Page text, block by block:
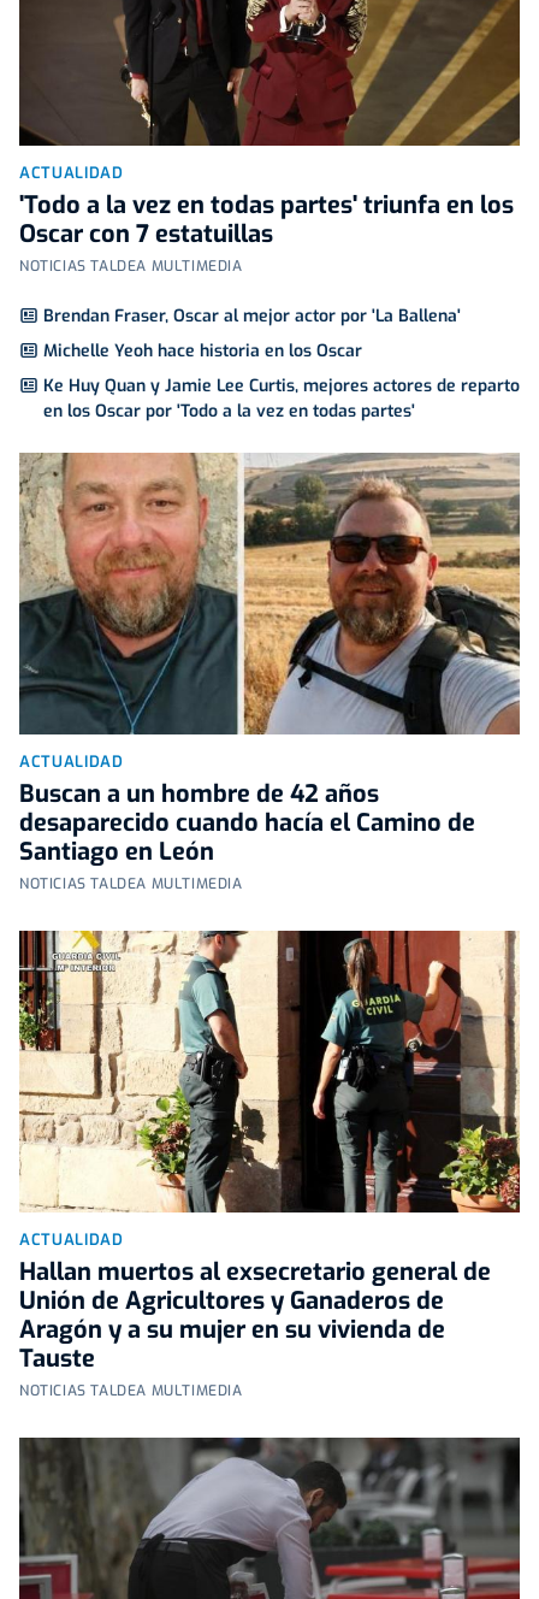
ACTUALIDAD
'Todo a la vez en todas partes' triunfa en los
Oscar con 7 estatuillas
NOTICIAS TALDEA MULTIMEDIA
Brendan Fraser, Oscar al mejor actor por 'La Ballena'
Michelle Yeoh hace historia en los Oscar
Ke Huy Quan y Jamie Lee Curtis, mejores actores de reparto
en los Oscar por 'Todo a la vez en todas partes'
ACTUALIDAD
Buscan a un hombre de 42 años
desaparecido cuando hacía el Camino de
Santiago en León
NOTICIAS TALDEA MULTIMEDIA
ACTUALIDAD
Hallan muertos al exsecretario general de
Unión de Agricultores y Ganaderos de
Aragón y a su mujer en su vivienda de
Tauste
NOTICIAS TALDEA MULTIMEDIA